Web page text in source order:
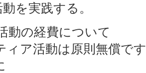
実践する。
動の経費について
活動は原則無償です